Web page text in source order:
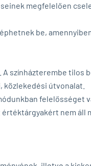
megfelelően
be,
színházterembe tilos
közlekedési útvonalat.
felelősséget
nem